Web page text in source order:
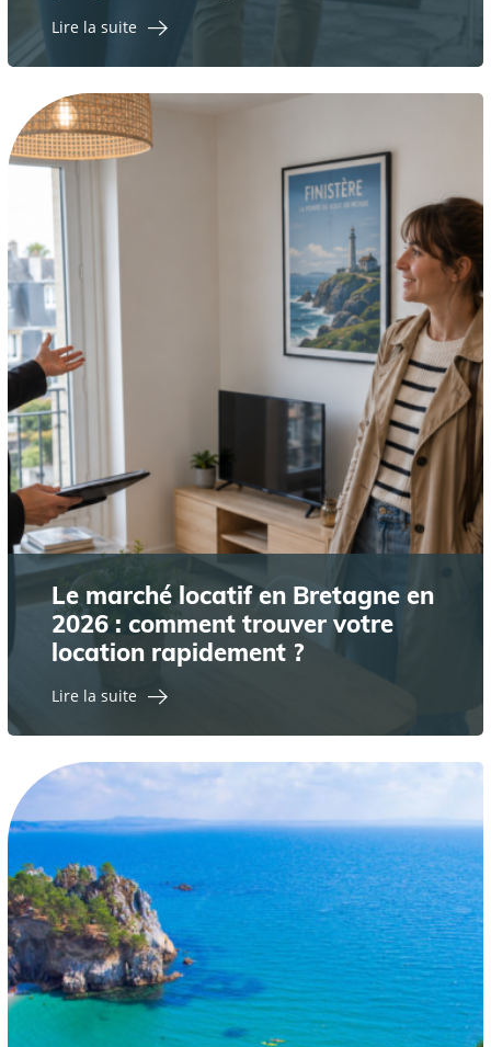
Lire la suite
Le marché locatif en Bretagne en
2026 : comment trouver votre
location rapidement ?
Lire la suite